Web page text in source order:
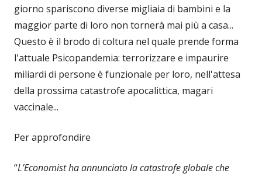
giorno spariscono diverse migliaia di bambini e la
maggior parte di loro non tornerà mai più a casa...
Questo è il brodo di coltura nel quale prende forma
l'attuale Psicopandemia: terrorizzare e impaurire
miliardi di persone è funzionale per loro, nell'attesa
della prossima catastrofe apocalittica, magari
vaccinale...
Per approfondire
“L’Economist ha annunciato la catastrofe globale che